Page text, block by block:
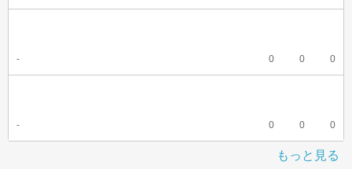
- 0 0 0
- 0 0 0
もっと見る